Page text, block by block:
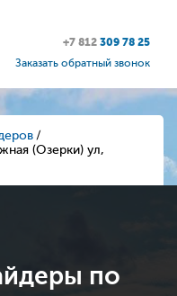
+7 812 309 78 25
Заказать обратный звонок
(Озерки) ул,
по